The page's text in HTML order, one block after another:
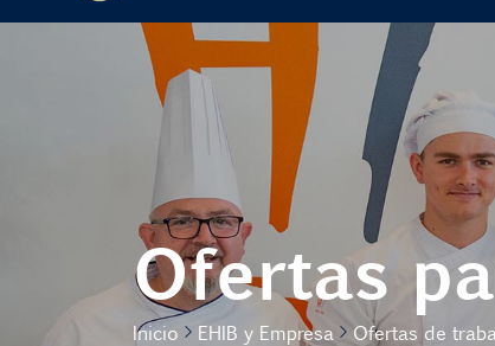
Oferta académica
Futuro alumnado
EHIB y EmpresaOfertas
Inicio EHIB y Empresa Ofertas de